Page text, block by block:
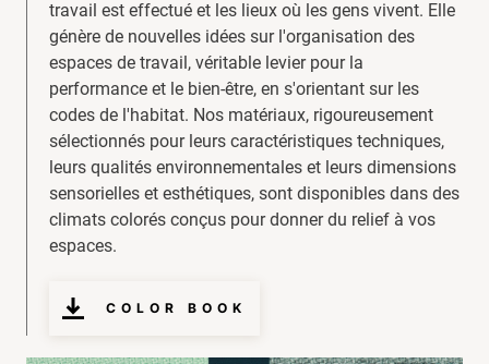
travail est effectué et les lieux où les gens vivent. Elle
génère de nouvelles idées sur l'organisation des
espaces de travail, véritable levier pour la
performance et le bien-être, en s'orientant sur les
codes de l'habitat. Nos matériaux, rigoureusement
sélectionnés pour leurs caractéristiques techniques,
leurs qualités environnementales et leurs dimensions
sensorielles et esthétiques, sont disponibles dans des
climats colorés conçus pour donner du relief à vos
espaces.
COLOR BOOK